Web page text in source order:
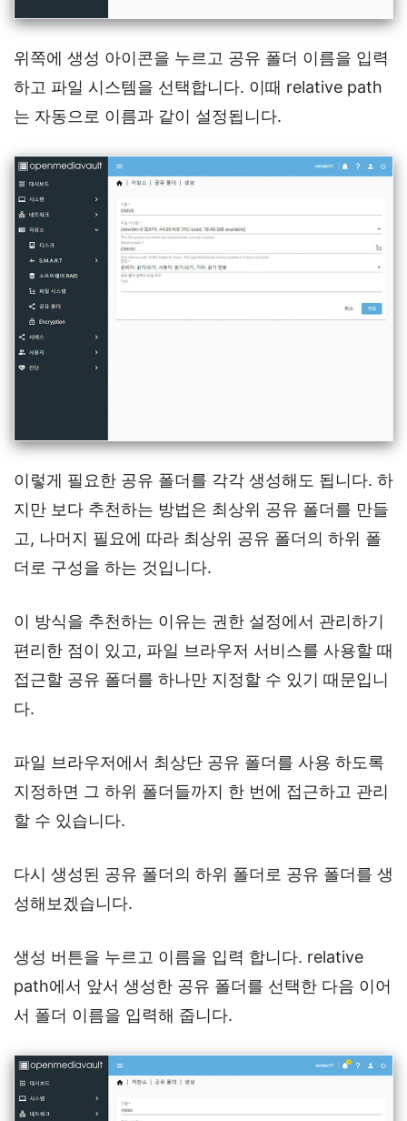
위쪽에 생성 아이콘을 누르고 공유 폴더 이름을 입력
하고 파일 시스템을 선택합니다. 이때 relative path
는 자동으로 이름과 같이 설정됩니다.
이렇게 필요한 공유 폴더를 각각 생성해도 됩니다. 하
지만 보다 추천하는 방법은 최상위 공유 폴더를 만들
고, 나머지 필요에 따라 최상위 공유 폴더의 하위 폴
더로 구성을 하는 것입니다.
이 방식을 추천하는 이유는 권한 설정에서 관리하기
편리한 점이 있고, 파일 브라우저 서비스를 사용할 때
접근할 공유 폴더를 하나만 지정할 수 있기 때문입니
다.
파일 브라우저에서 최상단 공유 폴더를 사용 하도록
지정하면 그 하위 폴더들까지 한 번에 접근하고 관리
할 수 있습니다.
다시 생성된 공유 폴더의 하위 폴더로 공유 폴더를 생
성해보겠습니다.
생성 버튼을 누르고 이름을 입력 합니다. relative
path에서 앞서 생성한 공유 폴더를 선택한 다음 이어
서 폴더 이름을 입력해 줍니다.